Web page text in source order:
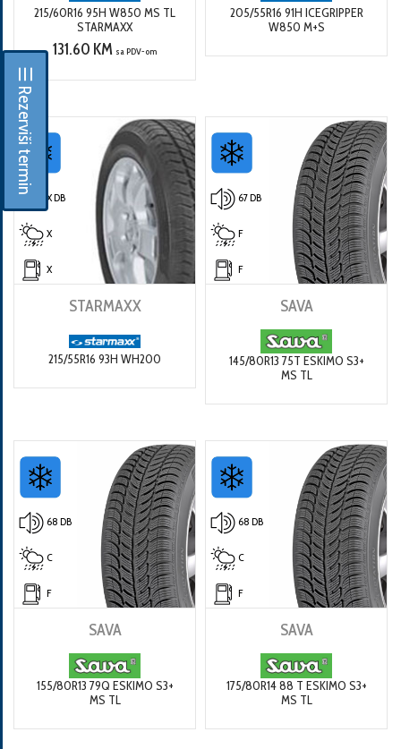
☰ Rezerviši termin
215/60R16 95H W850 MS TL
STARMAXX
131.60 KM sa PDV-om
205/55R16 91H ICEGRIPPER
W850 M+S
X DB
X
X
STARMAXX
215/55R16 93H WH200
67 DB
F
F
SAVA
145/80R13 75T ESKIMO S3+
MS TL
68 DB
C
F
SAVA
155/80R13 79Q ESKIMO S3+
MS TL
68 DB
C
F
SAVA
175/80R14 88 T ESKIMO S3+
MS TL